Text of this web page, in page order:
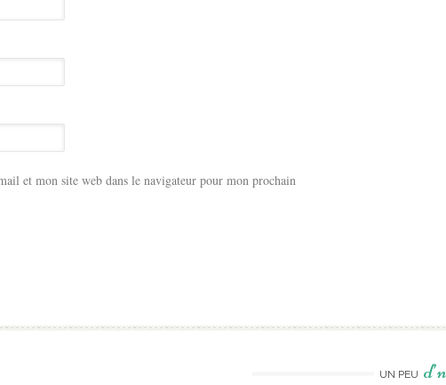
et mon site web dans le navigateur pour mon prochain
UN PEU